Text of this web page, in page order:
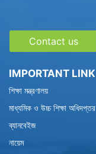
Contact us
IMPORTANT LINK
শিক্ষা মন্ত্রণালয়
মাধ্যমিক ও উচ্চ শিক্ষা অধিদপ্তর
ব্যানবেইজ
নায়েম